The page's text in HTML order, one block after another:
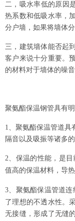
二，吸水率低的原因
热系数和低吸水率，
分户墙，如果将墙体
三，建筑墙体能否起
客户来说十分重要。
的材料对于墙体的噪
聚氨酯保温钢管具有明
1、聚氨酯保温管道具
隔音以及吸振等诸多的
2、保温的性能，是
值高的保温材料，导
3、聚氨酯保温管道
了理想的不透水性。
无接缝，形成了无缝